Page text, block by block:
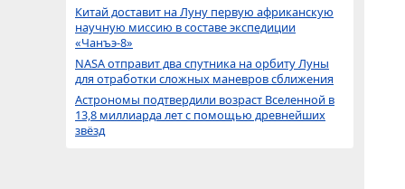
Китай доставит на Луну первую африканскую
научную миссию в составе экспедиции
«Чанъэ-8»
NASA отправит два спутника на орбиту Луны
для отработки сложных маневров сближения
Астрономы подтвердили возраст Вселенной в
13,8 миллиарда лет с помощью древнейших
звёзд